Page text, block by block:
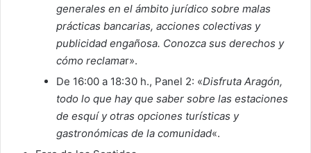
generales en el ámbito jurídico sobre malas
prácticas bancarias, acciones colectivas y
publicidad engañosa. Conozca sus derechos y
cómo reclamar».
De 16:00 a 18:30 h., Panel 2: «Disfruta Aragón,
todo lo que hay que saber sobre las estaciones
de esquí y otras opciones turísticas y
gastronómicas de la comunidad«.